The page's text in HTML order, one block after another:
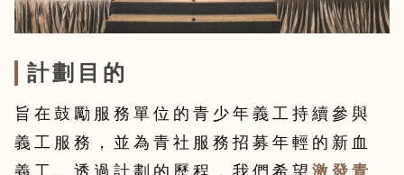
計劃目的
旨在鼓勵服務單位的青少年義工持續參與
義工服務，並為青社服務招募年輕的新血
義工。透過計劃的歷程，我們希望 激發青